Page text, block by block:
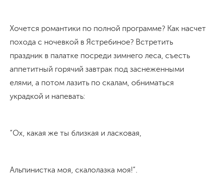
Хочется романтики по полной программе? Как насчет
похода с ночевкой в Ястребиное? Встретить
праздник в палатке посреди зимнего леса, съесть
аппетитный горячий завтрак под заснеженными
елями, а потом лазить по скалам, обниматься
украдкой и напевать:
“Ох, какая же ты близкая и ласковая,
Альпинистка моя, скалолазка моя!”.